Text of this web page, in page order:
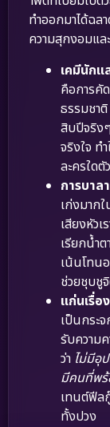
ทำออกมาได้ฉ
ความสุกงอมแล
เคมีนัก
คือการคั
ธรรมชา
สิบปีจริง
จริงใจ ท
ละครใดตั
การบาล
เก่งมาก
เสียงหัว
เรียกน้ำ
เน้นโทน
ช่วยชุบชู
แก่นเรื่
เป็นกระ
รับความ
ว่า ไม่มีอุ
มีคนที่พร้
เทนต์ฟีล
ทั้งปวง